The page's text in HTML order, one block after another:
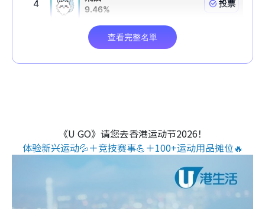
《U GO》请您去香港运动节2026！
体验新兴运动💦＋竞技赛事💪＋100+运动用品摊位🔥